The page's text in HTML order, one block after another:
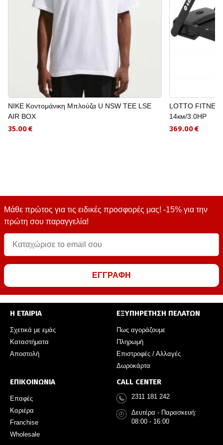
NIKE Κοντομάνικη Μπλούζα U NSW TEE LSE
AIR BOX
35.00 €
LOTTO
14км/3.0HP
369.00 €
Μάθε πρώτος για τις ειδικές προσφορές μας! -15% για την
πρώτη σου παραγγελία!
ΕΓΓΡΑΦΗ
Η ΕΤΑΙΡΙΑ
Σχετικά με εμάς
Καταστήματα
Αποστολή
ΕΞΥΠΗΡΕΤΗΣΗ ΠΕΛΑΤΩΝ
Πως αγοράζουμε
Πληρωμή
Επιστροφές / Αλλαγές
Δωροκάρτα
ΕΠΙΚΟΙΝΩΝΙΑ
Επαφές
Καριέρα
Franchise
Wholesale
CALL CENTER
2311 181 242
Δευτέρα - Παρασκευή:
08:00 - 16:00